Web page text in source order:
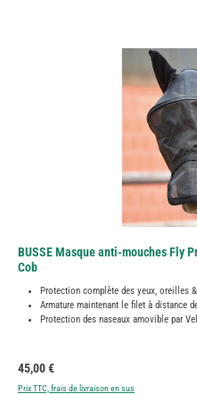
BUSSE Masque anti-mouches Fly
Cob
Protection complète des yeux, oreilles
Armature maintenant le filet à distance
Protection des naseaux amovible par
Prix régulier :
45,00 €
Prix TTC, frais de livraison en sus